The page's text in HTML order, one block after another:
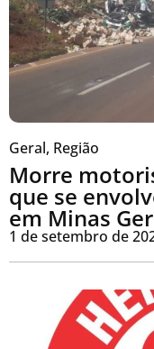
Geral, Região
Morre
que se
em Minas
1 de setembro de